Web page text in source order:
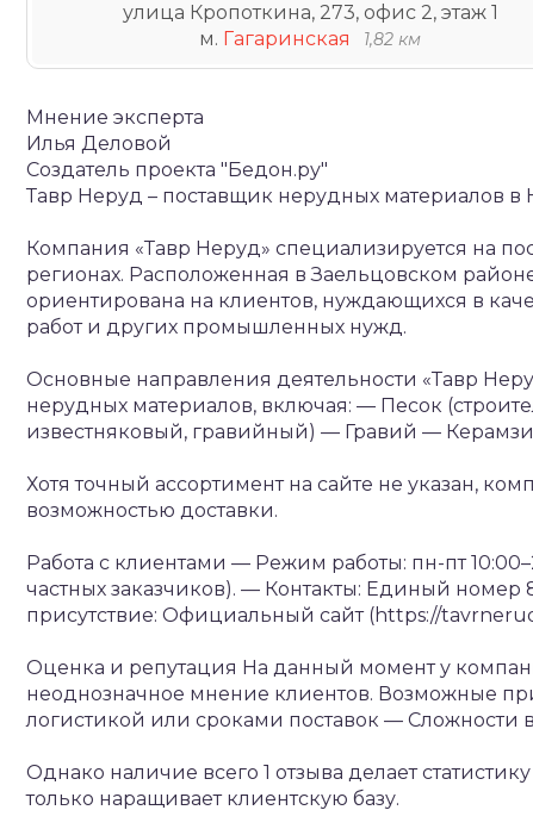
улица Кропоткина, 273, офис 2, этаж 1
м. Гагаринская 1,82 км
Мнение эксперта
Илья Деловой
Создатель проекта "Бедон.ру"
Тавр Неруд – поставщик нерудных материалов в
Компания «Тавр Неруд» специализируется на
регионах. Расположенная в Заельцовском
ориентирована на клиентов, нуждающихся в
работ и других промышленных нужд.
Основные направления деятельности «Тавр
нерудных материалов, включая: — Песок
известняковый, гравийный) — Гравий —
Хотя точный ассортимент на сайте не указан,
возможностью доставки.
Работа с клиентами — Режим работы: пн-пт
частных заказчиков). — Контакты: Единый номер
присутствие: Официальный сайт (https://
Оценка и репутация На данный момент у
неоднозначное мнение клиентов. Возможные
логистикой или сроками поставок — Сложности
Однако наличие всего 1 отзыва делает
только наращивает клиентскую базу.